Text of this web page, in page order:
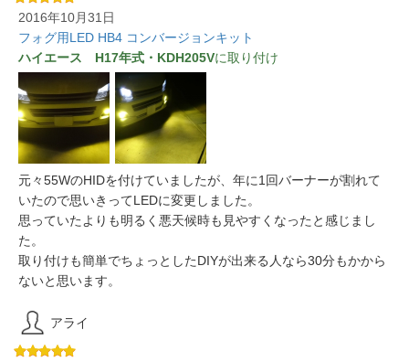
2016年10月31日
フォグ用LED HB4 コンバージョンキット
ハイエース H17年式・KDH205Vに取り付け
元々55WのHIDを付けていましたが、年に1回バーナーが割れて
いたので思いきってLEDに変更しました。
思っていたよりも明るく悪天候時も見やすくなったと感じまし
た。
取り付けも簡単でちょっとしたDIYが出来る人なら30分もかから
ないと思います。
アライ